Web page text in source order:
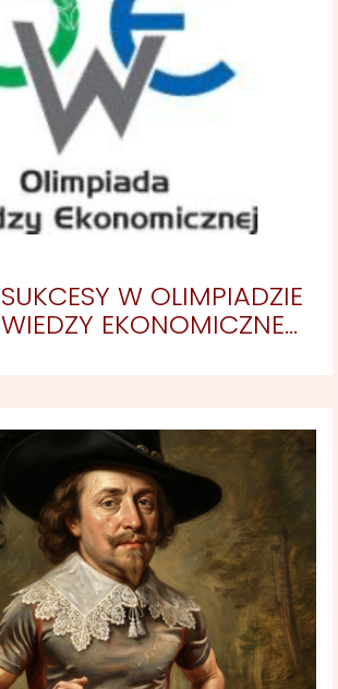
SUKCESY W OLIMPIADZIE
WIEDZY EKONOMICZNE...